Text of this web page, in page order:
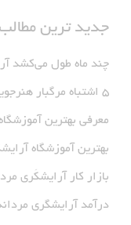
جدید ترین
چند ماه طول می‌کشد
5 اشتباه مرگبار هنرجویان آرایشگری مردانه در کرج
معرفی بهترین
بهترین آموزشگاه
بازار كار آرايشكَرى
درآمد آرایشگری